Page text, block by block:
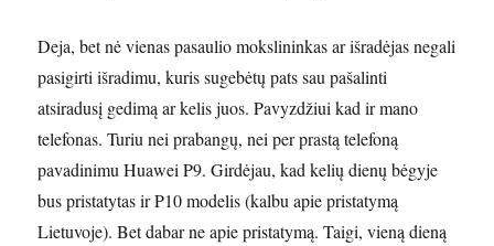
Deja, bet nė vienas pasaulio mokslininkas ar išradėjas negali
pasigirti išradimu, kuris sugebėtų pats sau pašalinti
atsiradusį gedimą ar kelis juos. Pavyzdžiui kad ir mano
telefonas. Turiu nei prabangų, nei per prastą telefoną
pavadinimu Huawei P9. Girdėjau, kad kelių dienų bėgyje
bus pristatytas ir P10 modelis (kalbu apie pristatymą
Lietuvoje). Bet dabar ne apie pristatymą. Taigi, vieną dieną